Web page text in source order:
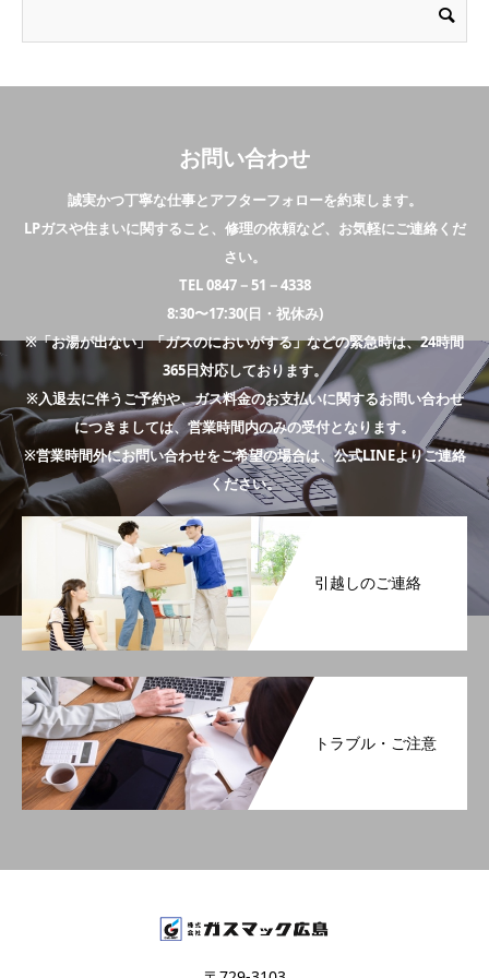
お問い合わせ
誠実かつ丁寧な仕事とアフターフォローを約束します。
LPガスや住まいに関すること、修理の依頼など、お気軽にご連絡くだ
さい。
TEL 0847－51－4338
8:30〜17:30(日・祝休み)
※「お湯が出ない」「ガスのにおいがする」などの緊急時は、24時間
365日対応しております。
※入退去に伴うご予約や、ガス料金のお支払いに関するお問い合わせ
につきましては、営業時間内のみの受付となります。
※営業時間外にお問い合わせをご希望の場合は、公式LINEよりご連絡
ください。
引越しのご連絡
トラブル・ご注意